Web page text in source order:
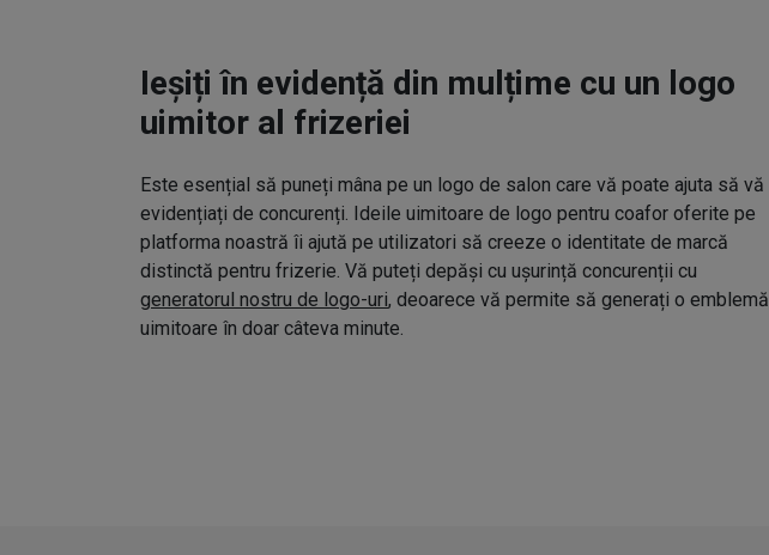
Ieșiți în evidență din mulțime cu un logo
uimitor al frizeriei
Este esențial să puneți mâna pe un logo de salon care vă poate ajuta să vă
evidențiați de concurenți. Ideile uimitoare de logo pentru coafor oferite pe
platforma noastră îi ajută pe utilizatori să creeze o identitate de marcă
distinctă pentru frizerie. Vă puteți depăși cu ușurință concurenții cu
generatorul nostru de logo-uri, deoarece vă permite să generați o emblemă
uimitoare în doar câteva minute.